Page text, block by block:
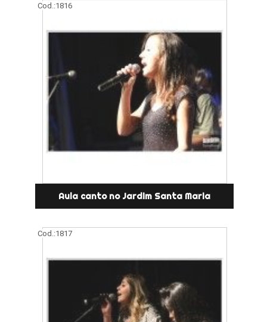
Cod.:1816
Aula canto no Jardim Santa Maria
Cod.:1817